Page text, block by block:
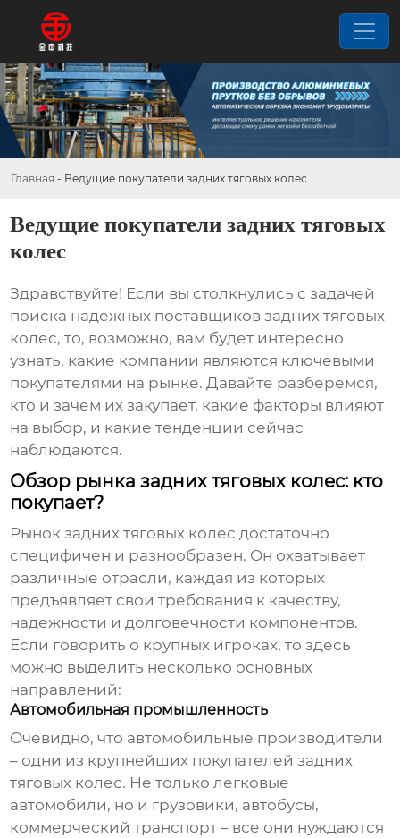
Главная - Ведущие покупатели задних тяговых колес
Ведущие покупатели задних тяговых
колес
Здравствуйте! Если вы столкнулись с задачей
поиска надежных поставщиковзадних тяговых
колес, то, возможно, вам будет интересно
узнать, какие компании являются ключевыми
покупателями на рынке. Давайте разберемся,
кто и зачем их закупает, какие факторы влияют
на выбор, и какие тенденции сейчас
наблюдаются.
Обзор рынка задних тяговых колес: кто
покупает?
Рынокзадних тяговых колес достаточно
специфичен и разнообразен. Он охватывает
различные отрасли, каждая из которых
предъявляет свои требования к качеству,
надежности и долговечности компонентов.
Если говорить о крупных игроках, то здесь
можно выделить несколько основных
направлений:
Автомобильная промышленность
Очевидно, что автомобильные производители
– одни из крупнейших покупателейзадних
тяговых колес. Не только легковые
автомобили, но и грузовики, автобусы,
коммерческий транспорт – все они нуждаются